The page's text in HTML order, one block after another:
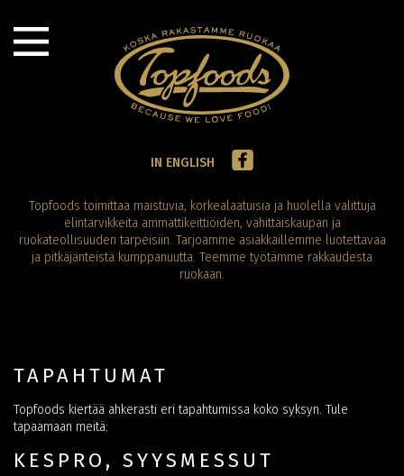
IN ENGLISH
Topfoods toimittaa maistuvia, korkealaatuisia ja huolella valittuja
elintarvikkeita ammattikeittiöiden, vähittäiskaupan ja
ruokateollisuuden tarpeisiin. Tarjoamme asiakkaillemme luotettavaa
ja pitkäjänteistä kumppanuutta. Teemme työtämme rakkaudesta
ruokaan.
TAPAHTUMAT
Topfoods kiertää ahkerasti eri tapahtumissa koko syksyn. Tule
tapaamaan meitä:
KESPRO, SYYSMESSUT